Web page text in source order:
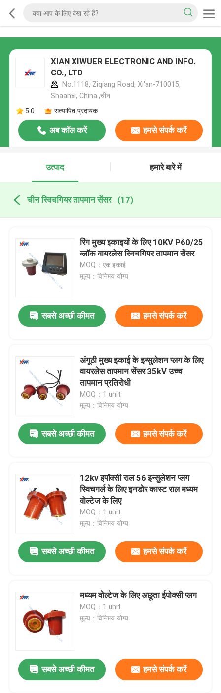
XIAN XIWUER ELECTRONIC AND INFO.
CO., LTD
No.1118, Ziqiang Road, Xi'an-710015,
Shaanxi, China.,चीन
5.0
सत्यापित प्रदायक
अब कॉल करें हमसे संपर्क करें
उत्पाद हमारे बारे में
चीन स्विचगियर तापमान सेंसर (17)
रिंग मुख्य इकाइयों के लिए 10KV P60/25
ब्लॉक वायरलेस स्विचगियर तापमान सेंसर
MOQ：एक इकाई
मूल्य：विनिमय योग्य
सबसे अच्छी कीमत हमसे संपर्क करें
अंगूठी मुख्य इकाई के इन्सुलेशन प्लग के लिए
वायरलेस तापमान सेंसर 35kV उच्च
तापमान प्रतिरोधी
MOQ：1 unit
मूल्य：विनिमय योग्य
सबसे अच्छी कीमत हमसे संपर्क करें
12kv इपॉक्सी राल 56 इन्सुलेशन प्लग
स्विचगर्ल के लिए इनडोर कास्ट राल मध्यम
वोल्टेज के लिए
MOQ：1 unit
मूल्य：विनिमय योग्य
सबसे अच्छी कीमत हमसे संपर्क करें
मध्यम वोल्टेज के लिए अछूता ईपोक्सी प्लग
MOQ：1 unit
मूल्य：विनिमय योग्य
सबसे अच्छी कीमत हमसे संपर्क करें